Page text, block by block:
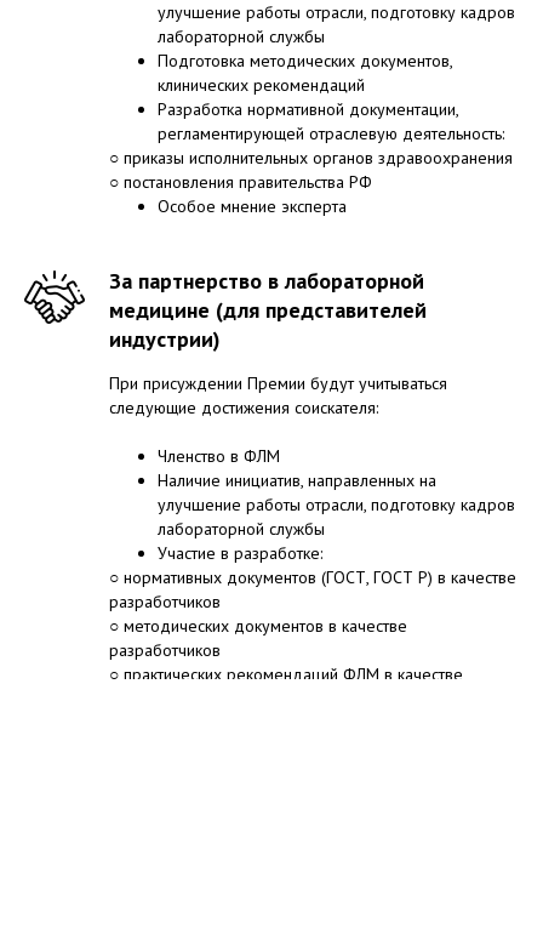
улучшение работы отрасли, подготовку кадров
лабораторной службы
Подготовка методических документов,
клинических рекомендаций
Разработка нормативной документации,
регламентирующей отраслевую деятельность:
○ приказы исполнительных органов здравоохранения
○ постановления правительства РФ
Особое мнение эксперта
За партнерство в лабораторной
медицине (для представителей
индустрии)
При присуждении Премии будут учитываться
следующие достижения соискателя:
Членство в ФЛМ
Наличие инициатив, направленных на
улучшение работы отрасли, подготовку кадров
лабораторной службы
Участие в разработке:
○ нормативных документов (ГОСТ, ГОСТ Р) в качестве
разработчиков
○ методических документов в качестве
разработчиков
○ практических рекомендаций ФЛМ в качестве